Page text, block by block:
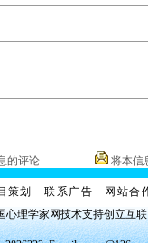
的评论
将本信
策划 联系广告
网站合
心理学家网技术支持创立互